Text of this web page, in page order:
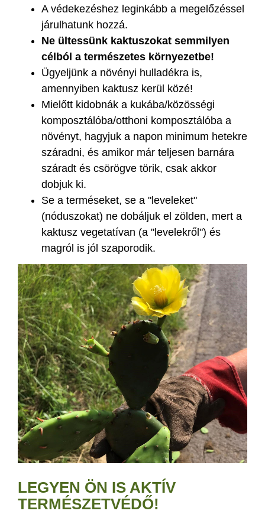
A védekezéshez leginkább a megelőzéssel
járulhatunk hozzá.
Ne ültessünk kaktuszokat semmilyen
célból a természetes környezetbe!
Ügyeljünk a növényi hulladékra is,
amennyiben kaktusz kerül közé!
Mielőtt kidobnák a kukába/közösségi
komposztálóba/otthoni komposztálóba a
növényt, hagyjuk a napon minimum hetekre
száradni, és amikor már teljesen barnára
száradt és csörögve törik, csak akkor
dobjuk ki.
Se a terméseket, se a "leveleket"
(nóduszokat) ne dobáljuk el zölden, mert a
kaktusz vegetatívan (a "levelekről") és
magról is jól szaporodik.
LEGYEN ÖN IS AKTÍV
TERMÉSZETVÉDŐ!